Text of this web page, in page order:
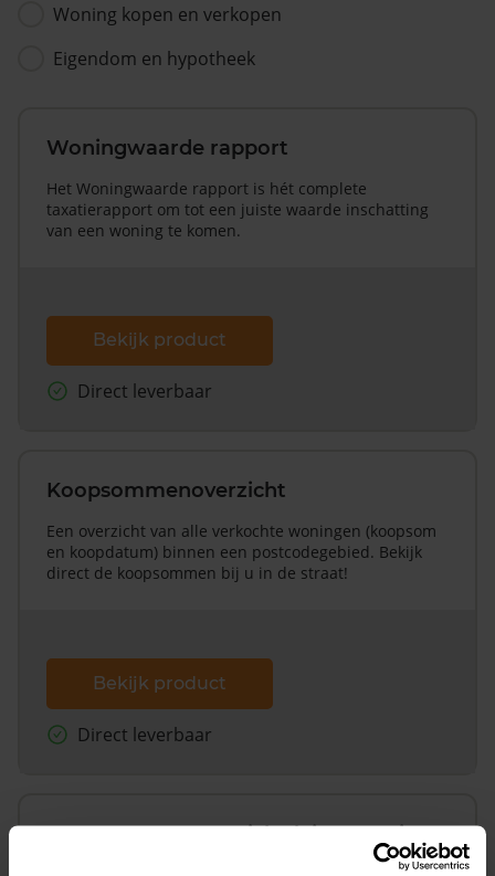
Woning kopen en verkopen
Eigendom en hypotheek
Woningwaarde rapport
Het Woningwaarde rapport is hét complete
taxatierapport om tot een juiste waarde inschatting
van een woning te komen.
Bekijk product
Direct leverbaar
Koopsommenoverzicht
Een overzicht van alle verkochte woningen (koopsom
en koopdatum) binnen een postcodegebied. Bekijk
direct de koopsommen bij u in de straat!
Bekijk product
Direct leverbaar
Koopsommenoverzicht (1 jaar gratis